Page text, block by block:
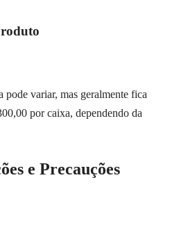
pode variar, mas geralmente fica
por caixa, dependendo da
e Precauções